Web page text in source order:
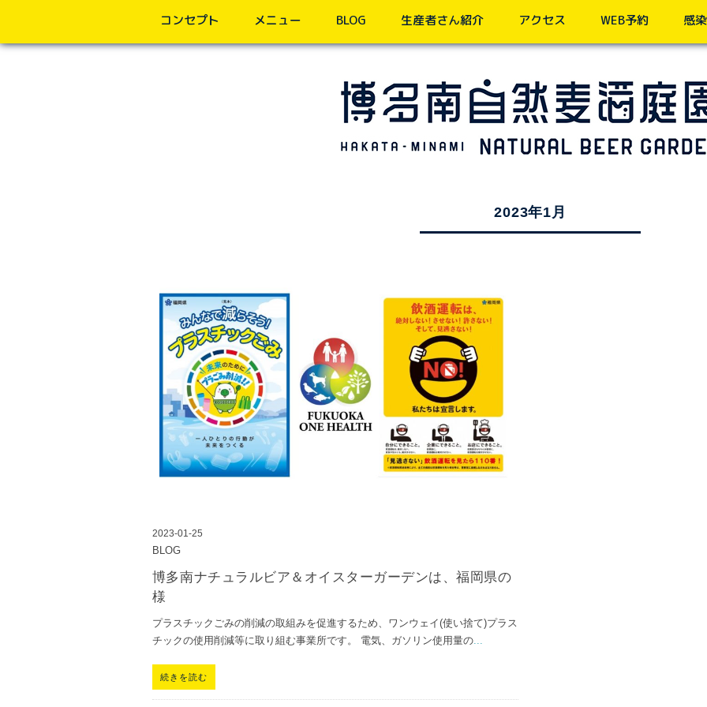
コンセプト メニュー BLOG 生産者さん紹介 アクセス WEB予約 感
2023年1月
2023-01-25
BLOG
博多南ナチュラルビア＆オイスターガーデンは、福岡県の
様
プラスチックごみの削減の取組みを促進するため、ワンウェイ(使い捨て)プラス
チックの使用削減等に取り組む事業所です。 電気、ガソリン使用量の...
続きを読む